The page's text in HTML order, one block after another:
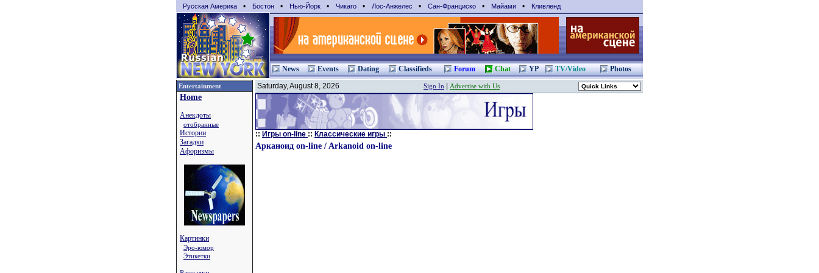
Русская Америка • Бостон • Нью-Йорк • Чикаго • Лос-Анжелес • Сан-Франциcко • Майами • Кливленд
News Events Dating Classifieds Forum Chat YP TV/Video Photos
Entertainment
Home
Анекдоты
отобранные
Истории
Загадки
Афоризмы
Картинки
Эро-юмор
Этикетки
Saturday, August 8, 2026 Sign In Advertise with Us
:: Игры on-line :: Классические игры ::
Арканоид on-line / Arkanoid on-line